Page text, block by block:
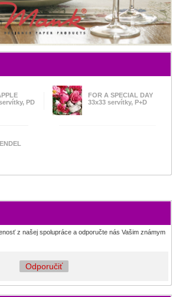
PD
FOR A SPECIAL DAY
33x33 servítky, P+D
z našej spolupráce a odporučte nás Vašim známym
Odporučiť